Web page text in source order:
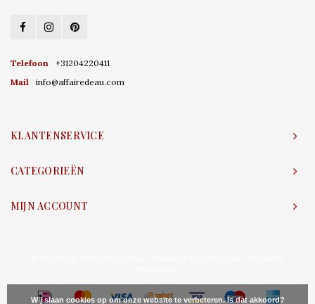
Telefoon
+31204220411
Mail
info@affairedeau.com
KLANTENSERVICE
CATEGORIEËN
MIJN ACCOUNT
Wij slaan cookies op om onze website te verbeteren. Is dat akkoord?